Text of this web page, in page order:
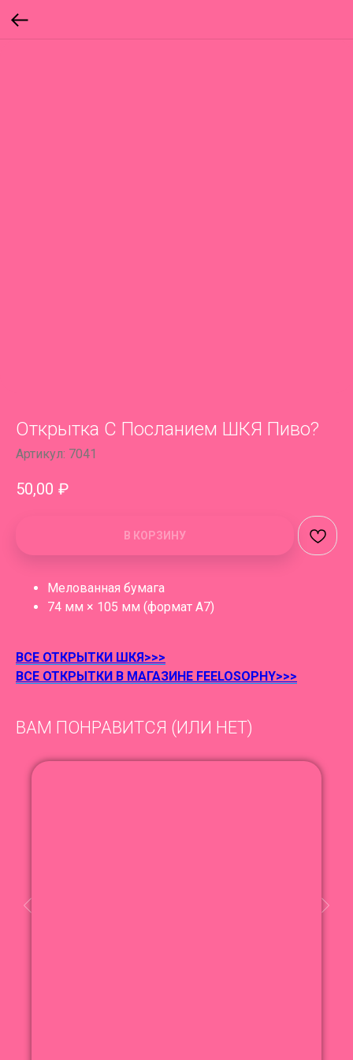
Открытка С Посланием ШКЯ Пиво?
Артикул: 7041
50,00 ₽
В КОРЗИНУ
Мелованная бумага
74 мм × 105 мм (формат А7)
ВСЕ ОТКРЫТКИ ШКЯ>>>
ВСЕ ОТКРЫТКИ В МАГАЗИНЕ FEELOSOPHY>>>
ВАМ ПОНРАВИТСЯ (ИЛИ НЕТ)